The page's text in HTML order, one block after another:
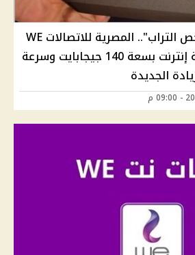
"هتشحن باقتك برخص التراب".. المصرية للاتصالات WE
تعلن عن أرخص باقة إنترنت بسعة 140 جيجابايت وسرعة